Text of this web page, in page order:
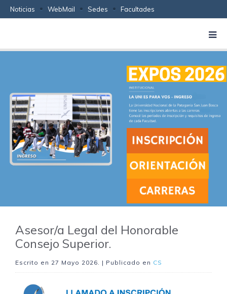
Noticias WebMail Sedes Facultades
Asesor/a Legal del Honorable
Consejo Superior.
Escrito en 27 Mayo 2026. | Publicado en CS